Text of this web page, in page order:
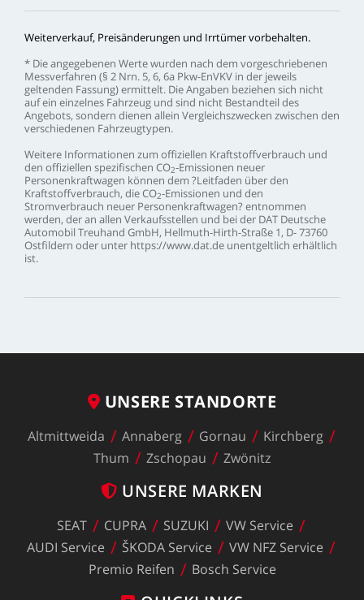
Weiterverkauf, Preisänderungen und Irrtümervorbehalten.
* Dieangegebenen Wertewurden nach dem vorgeschriebenen
Messverfahren (§ 2 Nrn. 5, 6, 6a Pkw-EnVKV in der jeweils
geltenden Fassung)ermittelt. DieAngaben beziehen sich nicht
aufein einzelnes Fahrzeug und sind nicht Bestandteildes
Angebots, sondern dienen allein Vergleichszwecken zwischen den
verschiedenen Fahrzeugtypen.
Weitere Informationen zum offiziellen Kraftstoffverbrauch und
den offiziellen spezifischen CO2-Emissionen neuer
Personenkraftwagen können dem ?Leitfaden überden
Kraftstoffverbrauch, dieCO2-Emissionen und den
Stromverbrauch neuer Personenkraftwagen? entnommen
werden, deran allen Verkaufsstellen und beider DAT Deutsche
AutomobilTreuhand GmbH, Hellmuth-Hirth-Straße 1, D-73760
Ostfildern oder unter https://www.dat.de unentgeltlich erhältlich
ist.
UNSERE STANDORTE
Altmittweida Annaberg Gornau
Kirchberg
Thum
Zschopau Zwönitz
UNSERE MARKEN
SEAT CUPRA SUZUKI VW Service
AUDI Service ŠKODA Service VW NFZ Service
Premio Reifen Bosch Service